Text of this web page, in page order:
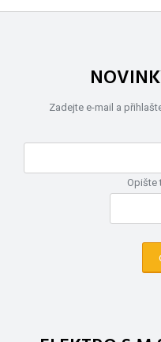
Zadejte e-mail a
Opište